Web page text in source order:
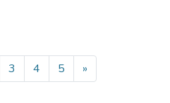
3 4 5 »